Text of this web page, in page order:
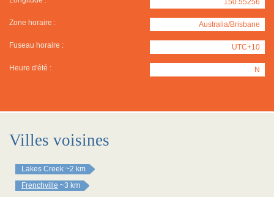
Zone horaire : Australia/Brisbane
Fuseau horaire : UTC+10
Heure d'été : N
Villes voisines
Lakes Creek ~2 km
Frenchville ~3 km